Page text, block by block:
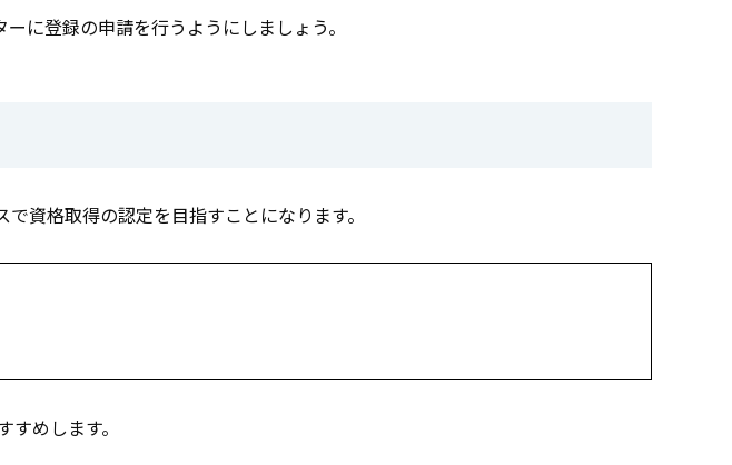
に登録の申請を行うようにしましょう。
資格取得の認定を目指すことになります。
めします。